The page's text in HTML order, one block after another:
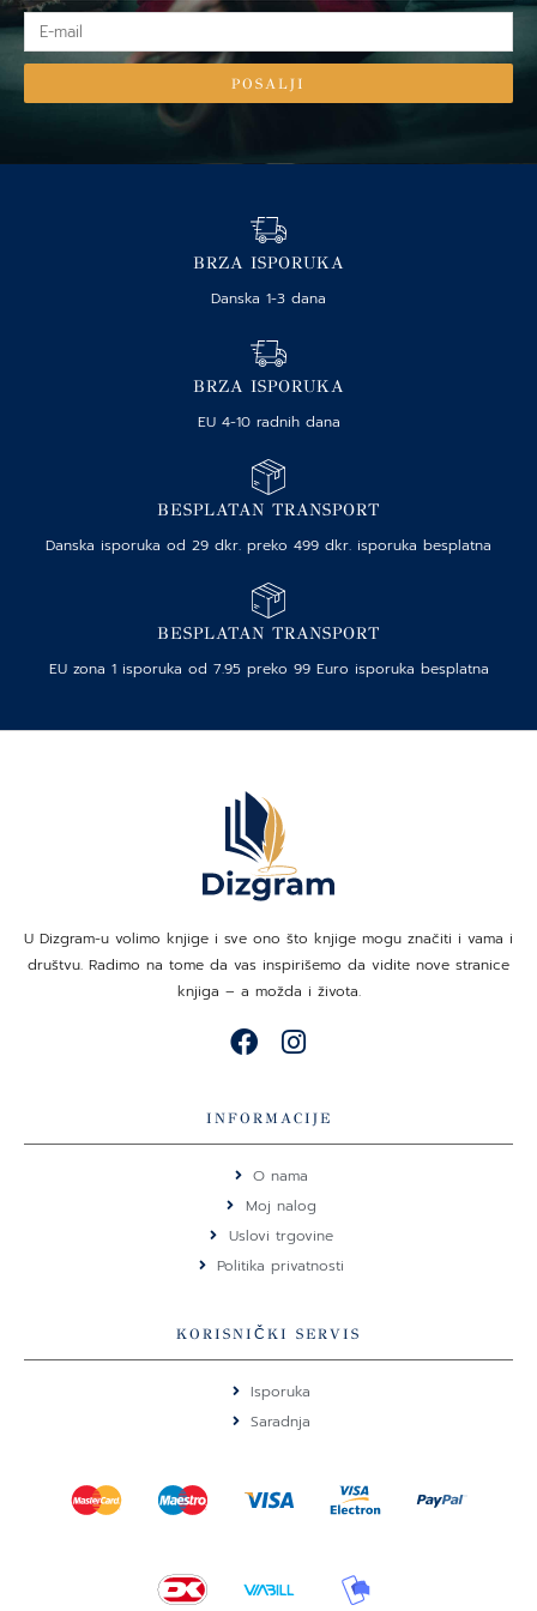
E-
mail
POSALJI
BRZA ISPORUKA
Danska 1-3 dana
BRZA ISPORUKA
EU 4-10 radnih dana
BESPLATAN TRANSPORT
Danska isporuka od 29 dkr. preko 499 dkr. isporuka besplatna
BESPLATAN TRANSPORT
EU zona 1 isporuka od 7.95 preko 99 Euro isporuka besplatna
U Dizgram-u volimo knjige i sve ono što knjige mogu značiti i vama i
društvu. Radimo na tome da vas inspirišemo da vidite nove stranice
knjiga – a možda i života.
F
e
b
o
o
k
I
t
a
g
r
a
m
INFORMACIJE
O nama
Moj nalog
Uslovi trgovine
Politika privatnosti
KORISNIČKI SERVIS
Isporuka
Saradnja